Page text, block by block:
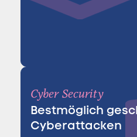
Cyber Security
Bestmöglich
Cyberattacken